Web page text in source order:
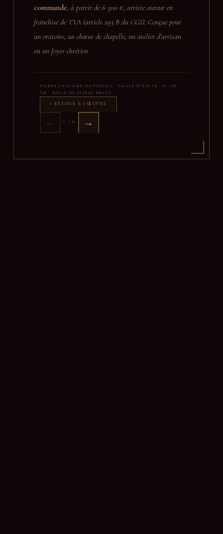
commande , à partir de 6 500 €, artiste auteur en
franchise de TVA (article 293 B du CGI). Conçue pour
un oratoire, un chœur de chapelle, un atelier d'artisan
ou un foyer chrétien.
PIERRE CALCAIRE NATURELLE · TAILLE DIRECTE · H. 120
CM · SOCLE DE PIERRE BRUTE
↑ RETOUR À L'ŒUVRE
← 1 / 6 →